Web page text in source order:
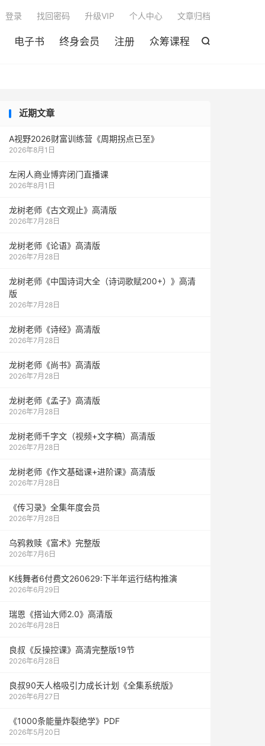

电子书 终身会员 注册 众筹课程
登录 找回密码 升级VIP 个人中心 文章归档
近期文章
A视野2026财富训练营《周期拐点已至》
2026年8月1日
左闲人商业博弈闭门直播课
2026年8月1日
龙树老师《古文观止》高清版
2026年7月28日
龙树老师《论语》高清版
2026年7月28日
龙树老师《中国诗词大全（诗词歌赋200+）》高清
版
2026年7月28日
龙树老师《诗经》高清版
2026年7月28日
龙树老师《尚书》高清版
2026年7月28日
龙树老师《孟子》高清版
2026年7月28日
龙树老师千字文（视频+文字稿）高清版
2026年7月28日
龙树老师《作文基础课+进阶课》高清版
2026年7月28日
《传习录》全集年度会员
2026年7月28日
乌鸦救赎《富术》完整版
2026年7月6日
K线舞者6付费文260629:下半年运行结构推演
2026年6月29日
瑞恩《搭讪大师2.0》高清版
2026年6月28日
良叔《反操控课》高清完整版19节
2026年6月28日
良叔90天人格吸引力成长计划《全集系统版》
2026年6月27日
《1000‮能条‬‎量‮裂炸‬‎绝学》PDF
2026年5月20日